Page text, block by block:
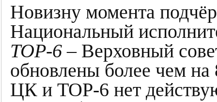
Новизну момента
Национальный
TOP-6 – Верховный
обновлены более чем
ЦК и TOP-6 нет